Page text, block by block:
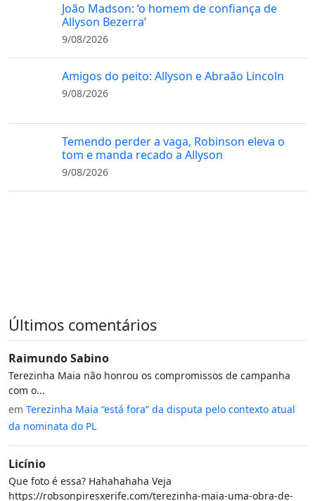
João Madson: ‘o homem de confiança de
Allyson Bezerra’
9/08/2026
Amigos do peito: Allyson e Abraão Lincoln
9/08/2026
Temendo perder a vaga, Robinson eleva o
tom e manda recado a Allyson
9/08/2026
Últimos comentários
Raimundo Sabino
Terezinha Maia não honrou os compromissos de campanha
com o...
em Terezinha Maia “está fora” da disputa pelo contexto atual
da nominata do PL
Licínio
Que foto é essa? Hahahahaha Veja
https://robsonpiresxerife.com/terezinha-maia-uma-obra-de-